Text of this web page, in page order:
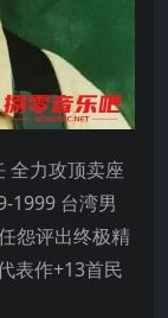
全力攻顶卖座
1999 台湾男
怨评出终极精
表作+13首民